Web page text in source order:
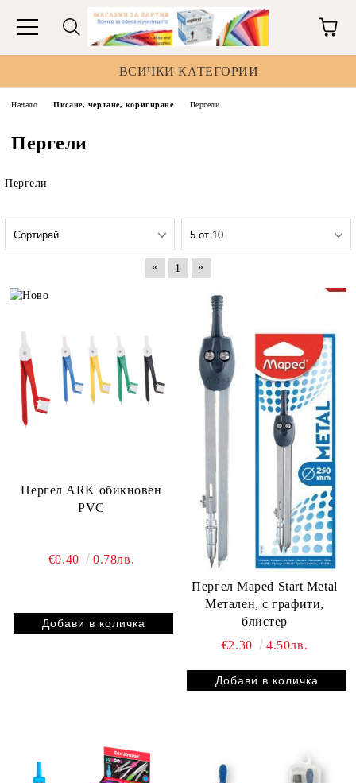
ВСИЧКИ КАТЕГОРИИ
Начало Писане, чертане, коригиране Пергели
Пергели
Пергели
« 1 »
Пергел ARK обикновен
PVC
€0.40
0.78лв.
Пергел Maped Start Metal
Метален, с графити,
блистер
€2.30
4.50лв.